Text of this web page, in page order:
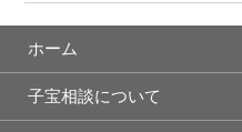
ホーム
子宝相談について